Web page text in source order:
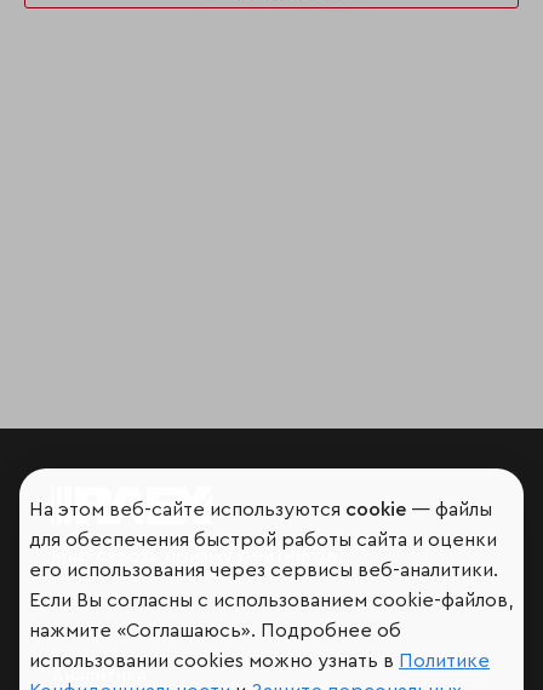
Мир сквозь призму рейтингов
На этом веб-сайте используются cookie — файлы
для обеспечения быстрой работы сайта и оценки
его использования через сервисы веб-аналитики.
Если Вы согласны с использованием cookie-файлов,
нажмите «Соглашаюсь». Подробнее об
использовании cookies можно узнать в Политике